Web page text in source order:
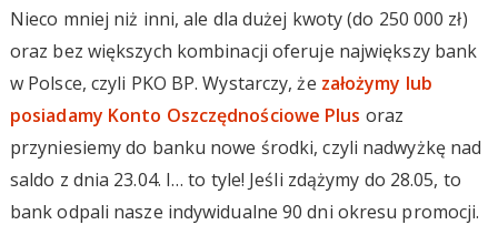
Nieco mniej niż inni, ale dla dużej kwoty (do 250 000 zł)
oraz bez większych kombinacji oferuje największy bank
w Polsce, czyli PKO BP. Wystarczy, że założymy lub
posiadamy Konto Oszczędnościowe Plus oraz
przyniesiemy do banku nowe środki, czyli nadwyżkę nad
saldo z dnia 23.04. I… to tyle! Jeśli zdążymy do 28.05, to
bank odpali nasze indywidualne 90 dni okresu promocji.